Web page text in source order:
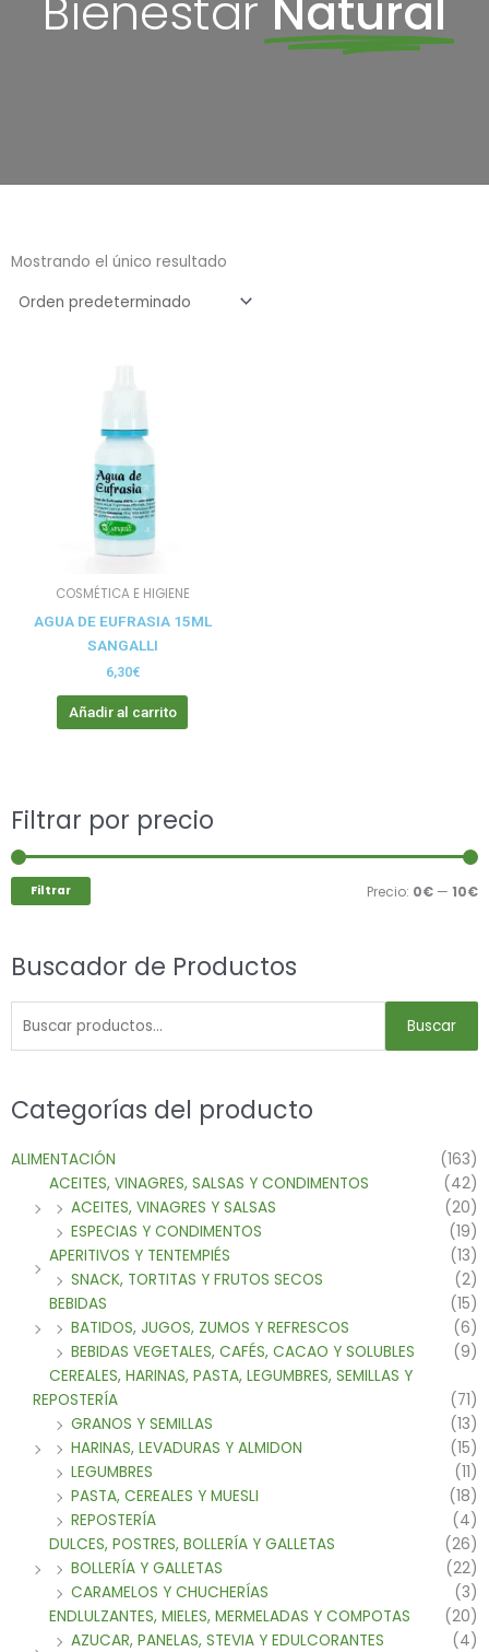
Bienestar Natural
Mostrando el único resultado
COSMÉTICA E HIGIENE
AGUA DE EUFRASIA 15ML
SANGALLI
6,30€
Añadir al carrito
Filtrar por precio
Filtrar Precio: 0€ — 10€
Buscador de Productos
Buscar
Buscar
Categorías del producto
ALIMENTACIÓN
(163)
ACEITES, VINAGRES, SALSAS Y CONDIMENTOS
(42)
ACEITES, VINAGRES Y SALSAS
(20)
ESPECIAS Y CONDIMENTOS
(19)
APERITIVOS Y TENTEMPIÉS
(13)
SNACK, TORTITAS Y FRUTOS SECOS
(2)
BEBIDAS
(15)
BATIDOS, JUGOS, ZUMOS Y REFRESCOS
(6)
BEBIDAS VEGETALES, CAFÉS, CACAO Y SOLUBLES
(9)
CEREALES, HARINAS, PASTA, LEGUMBRES, SEMILLAS Y
REPOSTERÍA
(71)
GRANOS Y SEMILLAS
(13)
HARINAS, LEVADURAS Y ALMIDON
(15)
LEGUMBRES
(11)
PASTA, CEREALES Y MUESLI
(18)
REPOSTERÍA
(4)
DULCES, POSTRES, BOLLERÍA Y GALLETAS
(26)
BOLLERÍA Y GALLETAS
(22)
CARAMELOS Y CHUCHERÍAS
(3)
ENDLULZANTES, MIELES, MERMELADAS Y COMPOTAS
(20)
AZUCAR, PANELAS, STEVIA Y EDULCORANTES
(4)